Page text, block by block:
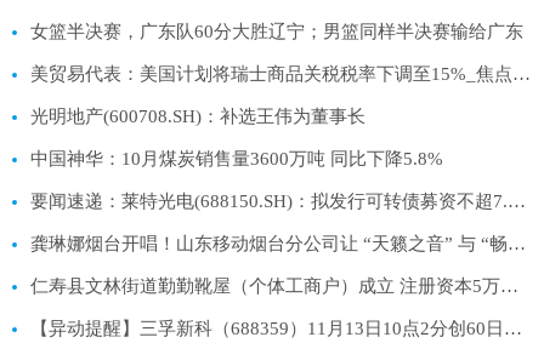
女篮半决赛，广东队60分大胜辽宁；男篮同样半决赛输给广东
美贸易代表：美国计划将瑞士商品关税税率下调至15%_焦点讯息
光明地产(600708.SH)：补选王伟为董事长
中国神华：10月煤炭销售量3600万吨 同比下降5.8%
要闻速递：莱特光电(688150.SH)：拟发行可转债募资不超7.66亿元 用于蒲城莱特生产车间数智化升级改造项目等
龚琳娜烟台开唱！山东移动烟台分公司让 “天籁之音” 与 “畅通网络” 双向奔赴-热文
仁寿县文林街道勤勤靴屋（个体工商户）成立 注册资本5万人民币|焦点关注
【异动提醒】三孚新科（688359）11月13日10点2分创60日新高